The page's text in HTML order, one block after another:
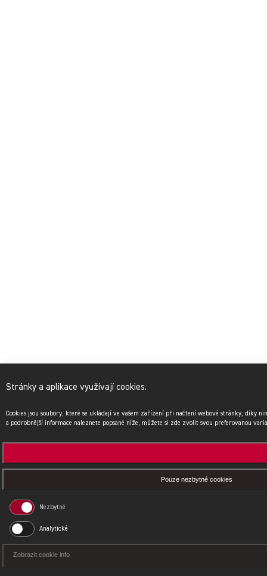
Stránky a aplikace využívají cookies.
Cookies jsou soubory, které se ukládají ve vašem zařízení při načtení webové stránky, díky
a podrobnější informace naleznete popsané níže, můžete si zde zvolit svou preferovanou
Pouze nezbytné cookies
Nezbytné
Analytické
Zobrazit cookie info